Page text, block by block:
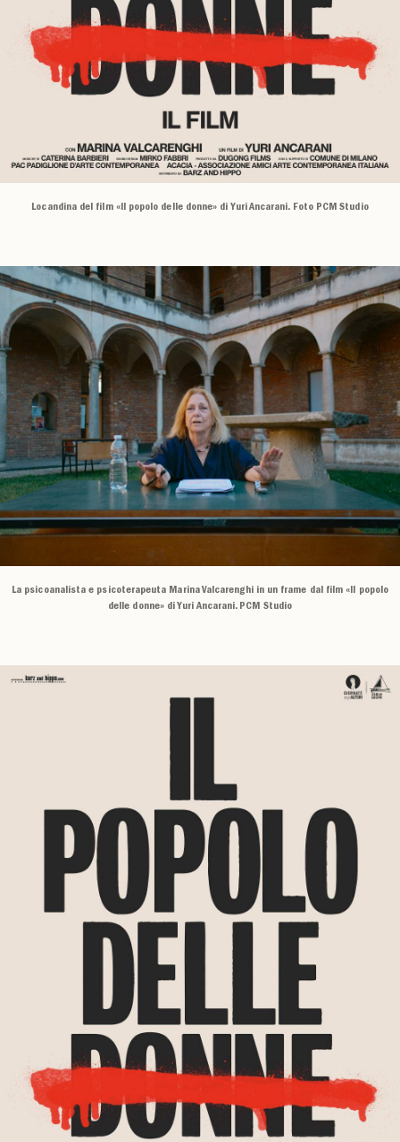
Locandina del film «Il popolo delle donne» di Yuri Ancarani. Foto PCM Studio
La psicoanalista e psicoterapeuta Marina Valcarenghi in un frame dal film «Il popolo
delle donne» di Yuri Ancarani. PCM Studio